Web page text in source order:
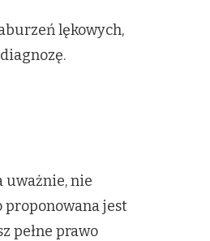
lękowych,
uważnie, nie
proponowana jest
pełne prawo